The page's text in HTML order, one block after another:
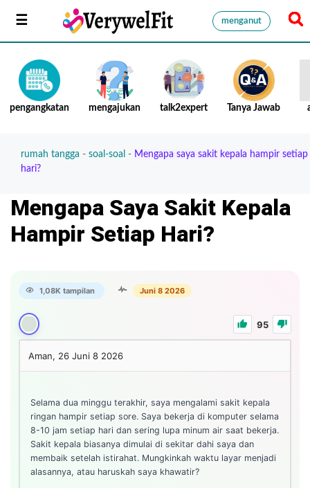
menganut
pengangkatan mengajukan talk2expert Tanya Jawab
rumah tangga - soal-soal - Mengapa saya sakit kepala hampir setiap
hari?
Mengapa Saya Sakit Kepala
Hampir Setiap Hari?
1,08K tampilan Juni 8 2026
95
Aman, 26 Juni 8 2026
Selama dua minggu terakhir, saya mengalami sakit kepala
ringan hampir setiap sore. Saya bekerja di komputer selama
8-10 jam setiap hari dan sering lupa minum air saat bekerja.
Sakit kepala biasanya dimulai di sekitar dahi saya dan
membaik setelah istirahat. Mungkinkah waktu layar menjadi
alasannya, atau haruskah saya khawatir?